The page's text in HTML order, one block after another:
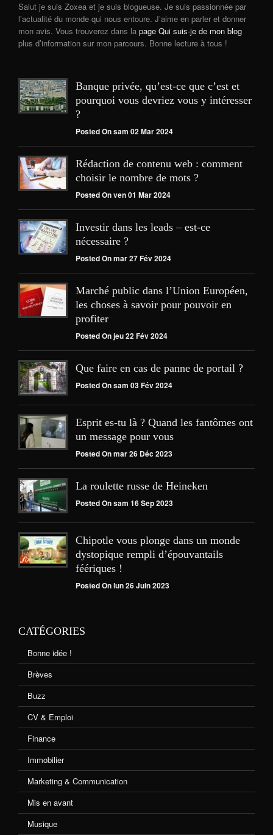
Salut je suis Zoxea et je suis blogueuse. Je suis passionnée par
l’actualité du monde qui nous entoure. J’aime en parler et donner
mon avis. Vous trouverez dans la page Qui suis-je de mon blog
plus d’information sur mon parcours. Bonne lecture à tous !
Banque privée, qu’est-ce que c’est et
pourquoi vous devriez vous y intéresser
?
Posted On sam 02 Mar 2024
Rédaction de contenu web : comment
choisir le nombre de mots ?
Posted On ven 01 Mar 2024
Investir dans les leads – est-ce
nécessaire ?
Posted On mar 27 Fév 2024
Marché public dans l’Union Européen,
les choses à savoir pour pouvoir en
profiter
Posted On jeu 22 Fév 2024
Que faire en cas de panne de portail ?
Posted On sam 03 Fév 2024
Esprit es-tu là ? Quand les fantômes ont
un message pour vous
Posted On mar 26 Déc 2023
La roulette russe de Heineken
Posted On sam 16 Sep 2023
Chipotle vous plonge dans un monde
dystopique rempli d’épouvantails
féériques !
Posted On lun 26 Juin 2023
CATÉGORIES
Bonne idée !
Brèves
Buzz
CV & Emploi
Finance
Immobilier
Marketing & Communication
Mis en avant
Musique